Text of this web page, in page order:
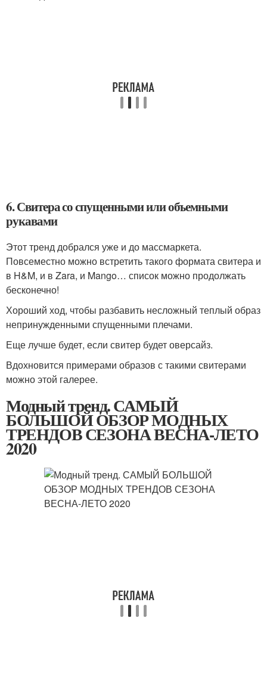
6. Свитера со спущенными или объемными
рукавами
Этот тренд добрался уже и до массмаркета.
Повсеместно можно встретить такого формата свитера и
в H&M, и в Zara, и Mango… список можно продолжать
бесконечно!
Хороший ход, чтобы разбавить несложный теплый образ
непринужденными спущенными плечами.
Еще лучше будет, если свитер будет оверсайз.
Вдохновится примерами образов с такими свитерами
можно этой галерее.
Модный тренд. САМЫЙ
БОЛЬШОЙ ОБЗОР МОДНЫХ
ТРЕНДОВ СЕЗОНА ВЕСНА-ЛЕТО
2020